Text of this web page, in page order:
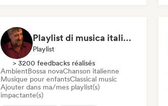
Playlist di musica italiana e internazionale
Playlist
> 3200 feedbacks réalisés
AmbientBossa novaChanson italienne
Musique pour enfantsClassical music
Ajouter dans ma/mes playlist(s)
impactante(s)